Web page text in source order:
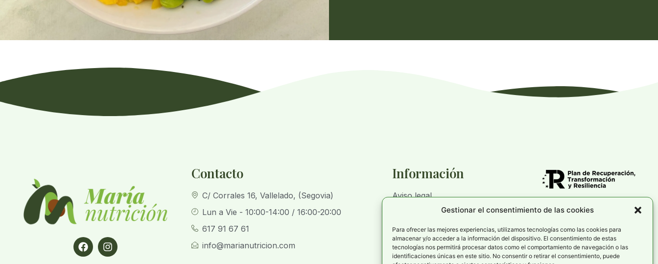
Gestionar el consentimiento de las cookies
Para ofrecer las mejores experiencias, utilizamos tecnologías como las cookies para
almacenar y/o acceder a la información del dispositivo. El consentimiento de estas
tecnologías nos permitirá procesar datos como el comportamiento de navegación o las
identificaciones únicas en este sitio. No consentir o retirar el consentimiento, puede
Contacto
C/ Corrales 16, Vallelado, (Segovia)
Lun a Vie - 10:00-14:00 / 16:00-20:00
617 91 67 61
info@marianutricion.com
Información
Aviso legal
Política de cookies
Política de privacidad
Declaración de accesibilidad